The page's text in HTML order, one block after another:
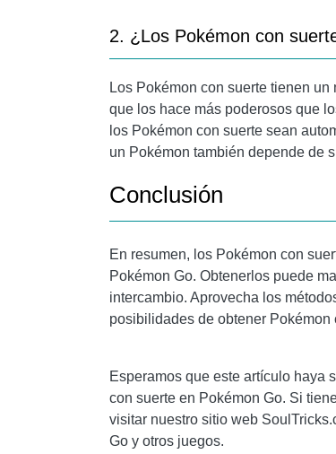
2. ¿Los Pokémon con
Los Pokémon con suerte tienen
que los hace más poderosos que
los Pokémon con suerte sean
un Pokémon también depende de
Conclusión
En resumen, los Pokémon con
Pokémon Go. Obtenerlos puede
intercambio. Aprovecha los
posibilidades de obtener
Esperamos que este artículo haya
con suerte en Pokémon Go. Si
visitar nuestro sitio web
Go y otros juegos.